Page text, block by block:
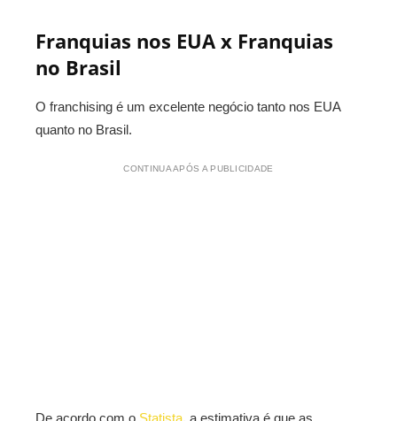
Franquias nos EUA x Franquias
no Brasil
O franchising é um excelente negócio tanto nos EUA
quanto no Brasil.
CONTINUA APÓS A PUBLICIDADE
De acordo com o Statista, a estimativa é que as